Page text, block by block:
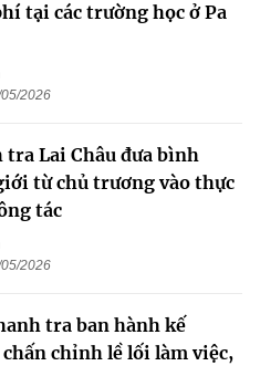
tại các trường học ở Pa
2026
tra Lai Châu đưa bình
từ chủ trương vào thực
tác
2026
tra ban hành kế
chấn chỉnh lề lối làm việc,